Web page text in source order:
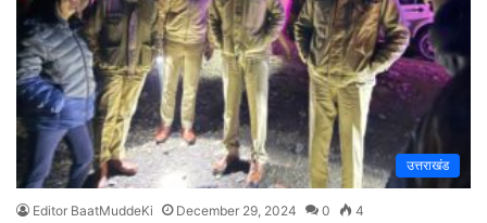
उत्तराखंड
Editor BaatMuddeKi December 29, 2024 0 4